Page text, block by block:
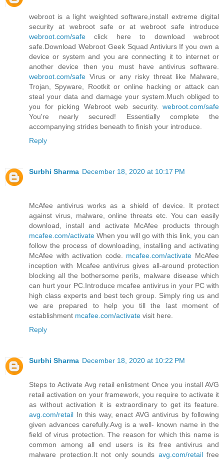
webroot is a light weighted software,install extreme digital
security at webroot safe or at webroot safe introduce
webroot.com/safe click here to download webroot
safe.Download Webroot Geek Squad Antiviurs If you own a
device or system and you are connecting it to internet or
another device then you must have antivirus software.
webroot.com/safe Virus or any risky threat like Malware,
Trojan, Spyware, Rootkit or online hacking or attack can
steal your data and damage your system.Much obliged to
you for picking Webroot web security. webroot.com/safe
You're nearly secured! Essentially complete the
accompanying strides beneath to finish your introduce.
Reply
Surbhi Sharma December 18, 2020 at 10:17 PM
McAfee antivirus works as a shield of device. It protect
against virus, malware, online threats etc. You can easily
download, install and activate McAfee products through
mcafee.com/activate When you will go with this link, you can
follow the process of downloading, installing and activating
McAfee with activation code. mcafee.com/activate McAfee
inception with Mcafee antivirus gives all-around protection
blocking all the bothersome perils, malware disease which
can hurt your PC.Introduce mcafee antivirus in your PC with
high class experts and best tech group. Simply ring us and
we are prepared to help you till the last moment of
establishment mcafee.com/activate visit here.
Reply
Surbhi Sharma December 18, 2020 at 10:22 PM
Steps to Activate Avg retail enlistment Once you install AVG
retail activation on your framework, you require to activate it
as without activation it is extraordinary to get its feature.
avg.com/retail In this way, enact AVG antivirus by following
given advances carefully.Avg is a well- known name in the
field of virus protection. The reason for which this name is
common among all end users is its free antivirus and
malware protection.It not only sounds avg.com/retailfree